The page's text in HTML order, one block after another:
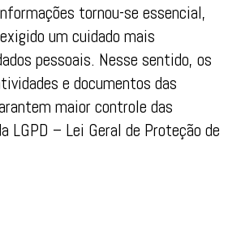
tornou-se essencial,
um cuidado mais
pessoais. Nesse sentido, os
e documentos das
maior controle das
LGPD – Lei Geral de Proteção de